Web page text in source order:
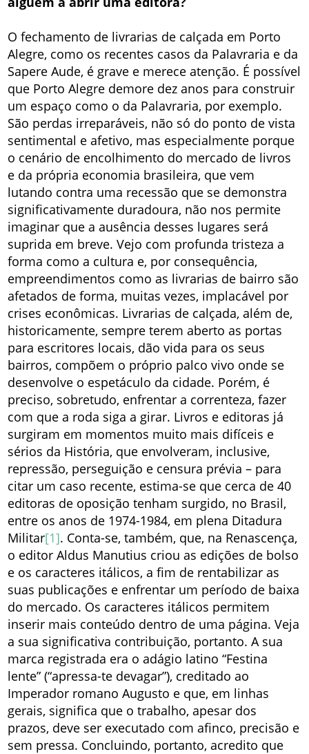
O fechamento de livrarias de calçada em Porto
Alegre, como os recentes casos da Palavraria e da
Sapere Aude, é grave e merece atenção. É possível
que Porto Alegre demore dez anos para construir
um espaço como o da Palavraria, por exemplo.
São perdas irreparáveis, não só do ponto de vista
sentimental e afetivo, mas especialmente porque
o cenário de encolhimento do mercado de livros
e da própria economia brasileira, que vem
lutando contra uma recessão que se demonstra
significativamente duradoura, não nos permite
imaginar que a ausência desses lugares será
suprida em breve. Vejo com profunda tristeza a
forma como a cultura e, por consequência,
empreendimentos como as livrarias de bairro são
afetados de forma, muitas vezes, implacável por
crises econômicas. Livrarias de calçada, além de,
historicamente, sempre terem aberto as portas
para escritores locais, dão vida para os seus
bairros, compõem o próprio palco vivo onde se
desenvolve o espetáculo da cidade. Porém, é
preciso, sobretudo, enfrentar a correnteza, fazer
com que a roda siga a girar. Livros e editoras já
surgiram em momentos muito mais difíceis e
sérios da História, que envolveram, inclusive,
repressão, perseguição e censura prévia – para
citar um caso recente, estima-se que cerca de 40
editoras de oposição tenham surgido, no Brasil,
entre os anos de 1974-1984, em plena Ditadura
Militar[1]. Conta-se, também, que, na Renascença,
o editor Aldus Manutius criou as edições de bolso
e os caracteres itálicos, a fim de rentabilizar as
suas publicações e enfrentar um período de baixa
do mercado. Os caracteres itálicos permitem
inserir mais conteúdo dentro de uma página. Veja
a sua significativa contribuição, portanto. A sua
marca registrada era o adágio latino “Festina
lente” (“apressa-te devagar”), creditado ao
Imperador romano Augusto e que, em linhas
gerais, significa que o trabalho, apesar dos
prazos, deve ser executado com afinco, precisão e
sem pressa. Concluindo, portanto, acredito que